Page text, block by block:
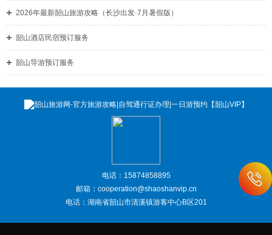
‌2026年最新韶山旅游攻略（长沙出发·7月暑假版）‌
韶山酒店民宿预订服务
韶山导游预订服务
电话：15874858895
邮箱：cooperation@shaoshanvip.cn
电话：湖南省韶山市清溪镇游客中心B区201